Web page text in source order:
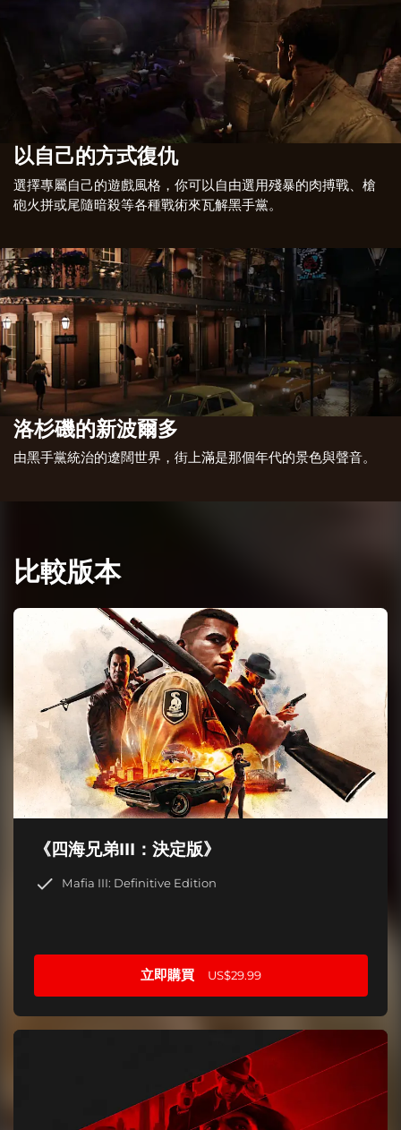
以自己的方式復仇
選擇專屬自己的遊戲風格，你可以自由選用殘暴的肉搏戰、槍
砲火拼或尾隨暗殺等各種戰術來瓦解黑手黨。
洛杉磯的新波爾多
由黑手黨統治的遼闊世界，街上滿是那個年代的景色與聲音。
比較版本
《四海兄弟III：決定版》
Mafia III: Definitive Edition
立即購買 US$29.99